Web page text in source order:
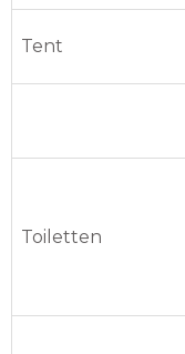
Tent
Toiletten